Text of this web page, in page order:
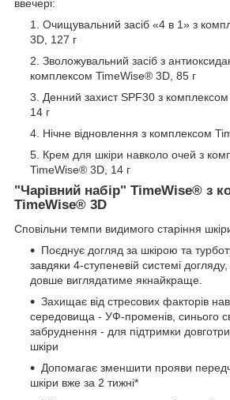
ввечері:
Очищувальний засіб «4 в 1» з
3D, 127 г
Зволожувальний засіб з
комплексом TimeWise® 3D, 85 г
Денний захист SPF30 з
14 г
Нічне відновлення з комплексом
Крем для шкіри навколо очей з
TimeWise® 3D, 14 г
"Чарівний набір" TimeWise® з
TimeWise® 3D
Сповільни темпи видимого старіння
Поєднує догляд за шкірою та
завдяки 4-ступеневій системі
довше виглядатиме якнайкраще.
Захищає від стресових факторів
середовища - УФ-променів, синього
забруднення - для підтримки
шкіри
Допомагає зменшити прояви
шкіри вже за 2 тижні*